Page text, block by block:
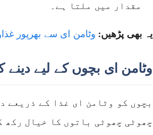
مقدار میں ملتا ہے۔
یہ بھی پڑھیں: وٹامن ای سے بھرپور
وٹامن ای بچوں کے لیے
بچوں کو وٹامن ای غذا کے ذریعے
چھوٹی چھوٹی باتوں کا خیال رکھ